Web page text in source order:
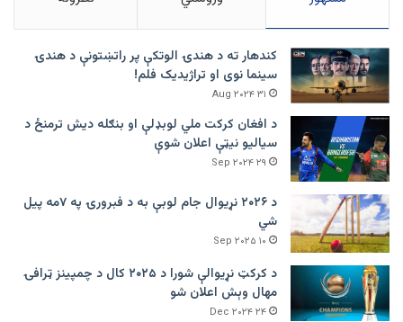
کندهار ته د هندۍ الوتکې پر راتښتونې د هندۍ
سینما نوی او تراژيديک فلم!
۳۱ Aug ۲۰۲۴
د افغان کرکت ملي لوبډلې او بنګله دیش ترمنځ د
سیالیو نیټې اعلان شوې
۲۹ Sep ۲۰۲۴
د ۲۰۲۶ نړیوال جام لوبې به د فبرورۍ په ۷مه پیل
شي
۱۰ Sep ۲۰۲۵
د کرکټ نړیوالې شورا د ۲۰۲۵ کال د چمپینز ټرافۍ
مهال وېش اعلان شو
۲۴ Dec ۲۰۲۴